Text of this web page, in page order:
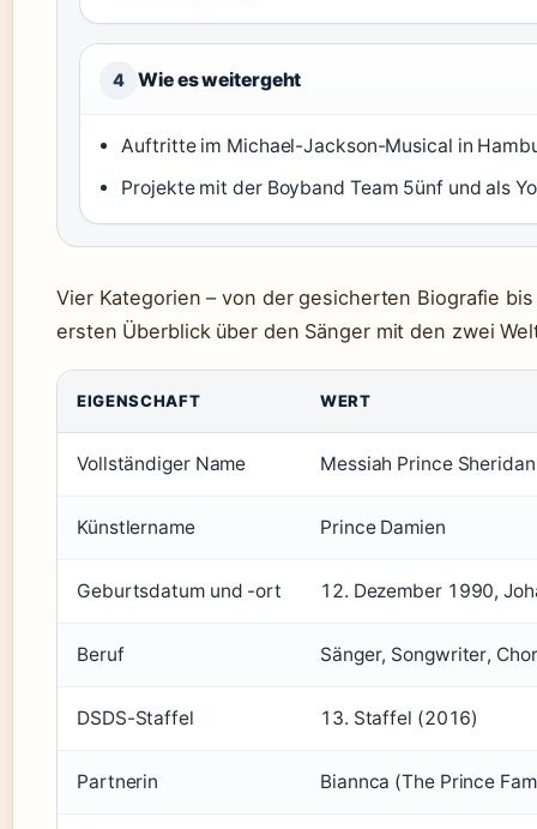
4 Wie es weitergeht
Auftritte im Michael-Jackson-Musical in
Projekte mit der Boyband Team 5ünf und als
Vier Kategorien – von der gesicherten Biografie
ersten Überblick über den Sänger mit den zwei
EIGENSCHAFT WERT
Vollständiger Name Messiah Prince
Künstlername Prince Damien
Geburtsdatum und -ort 12. Dezember 1990,
Beruf Sänger, Songwriter,
DSDS-Staffel 13. Staffel (2016)
Partnerin Biannca (The Prince